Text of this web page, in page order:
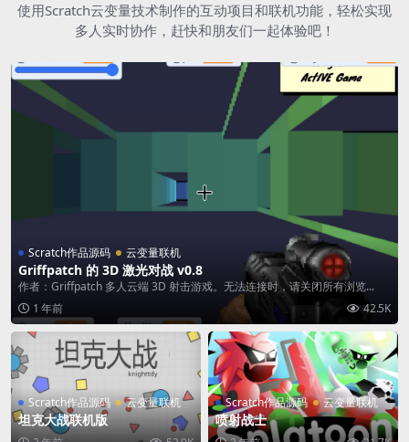
使用Scratch云变量技术制作的互动项目和联机功能，轻松实现
多人实时协作，赶快和朋友们一起体验吧！
Scratch作品源码 云变量联机
Griffpatch 的 3D 激光对战 v0.8
作者：Griffpatch 多人云端 3D 射击游戏。无法连接时，请关闭所有浏览...
1 年前
42.5K
Scratch作品源码 云变量联机
坦克大战联机版
Scratch作品源码 云变量联机
喷射战士